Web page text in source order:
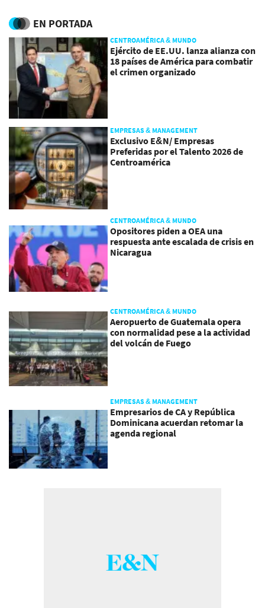
EN PORTADA
CENTROAMÉRICA & MUNDO
Ejército de EE.UU. lanza alianza con
18 países de América para combatir
el crimen organizado
EMPRESAS & MANAGEMENT
Exclusivo E&N/ Empresas
Preferidas por el Talento 2026 de
Centroamérica
CENTROAMÉRICA & MUNDO
Opositores piden a OEA una
respuesta ante escalada de crisis en
Nicaragua
CENTROAMÉRICA & MUNDO
Aeropuerto de Guatemala opera
con normalidad pese a la actividad
del volcán de Fuego
EMPRESAS & MANAGEMENT
Empresarios de CA y República
Dominicana acuerdan retomar la
agenda regional